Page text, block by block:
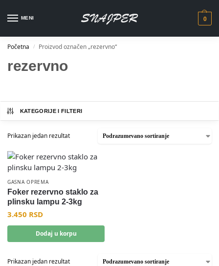
MENI 0
Početna / Proizvod označen „rezervno“
rezervno
KATEGORIJE I FILTERI
Prikazan jedan rezultat
GASNA OPREMA
Foker rezervno staklo za
plinsku lampu 2-3kg
3.450 RSD
Dodaj u korpu
Prikazan jedan rezultat